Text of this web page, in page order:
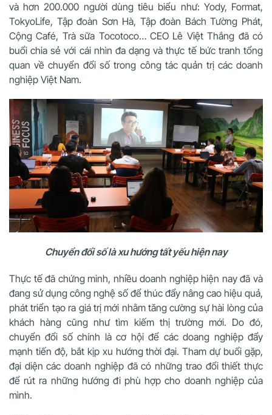
và hơn 200.000 người dùng tiêu biểu như: Yody, Format,
TokyoLife, Tập đoàn Sơn Hà, Tập đoàn Bách Tường Phát,
Cộng Café, Trà sữa Tocotoco… CEO Lê Việt Thắng đã có
buổi chia sẻ với cái nhìn đa dạng và thực tế bức tranh tổng
quan về chuyển đổi số trong công tác quản trị các doanh
nghiệp Việt Nam.
Chuyển đổi số là xu hướng tất yếu hiện nay
Thực tế đã chứng minh, nhiều doanh nghiệp hiện nay đã và
đang sử dụng công nghệ số để thúc đẩy nâng cao hiệu quả,
phát triển tạo ra giá trị mới nhằm tăng cường sự hài lòng của
khách hàng cũng như tìm kiếm thị trường mới. Do đó,
chuyển đổi số chính là cơ hội để các doang nghiệp đẩy
mạnh tiến độ, bắt kịp xu hướng thời đại.Tham dự buổi gặp,
đại diện các doanh nghiệp đãcó những trao đổi thiết thực
để rút ra những hướng đi phù hợp cho doanh nghiệp của
mình.